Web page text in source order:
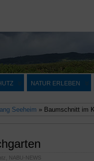
NATUR ERLEBEN
Seeheim » Baumschnitt im
NABU-NEWS